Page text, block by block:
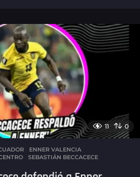
m
n
a
s
a
g
o
11 0
,ENNER VALENCIA
,SEBASTIÁN BECCACECE